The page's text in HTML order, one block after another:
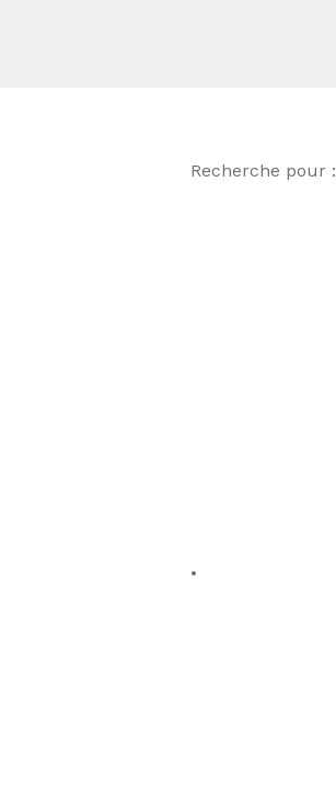
Recherche pour :